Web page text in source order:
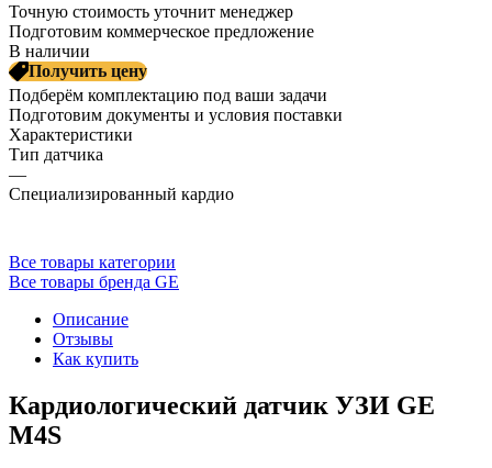
Точную стоимость уточнит менеджер
Подготовим коммерческое предложение
В наличии
Получить цену
Подберём комплектацию под ваши задачи
Подготовим документы и условия поставки
Характеристики
Тип датчика
—
Специализированный кардио
Все товары категории
Все товары бренда GE
Описание
Отзывы
Как купить
Кардиологический датчик УЗИ GE
M4S